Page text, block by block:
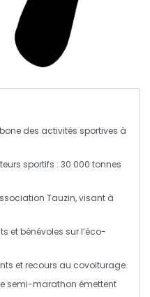
des activités sportives à
sportifs : 30 000 tonnes
Tauzin, visant à
etbénévoles sur l’éco-
et recours au covoiturage.
semi-marathon émettent